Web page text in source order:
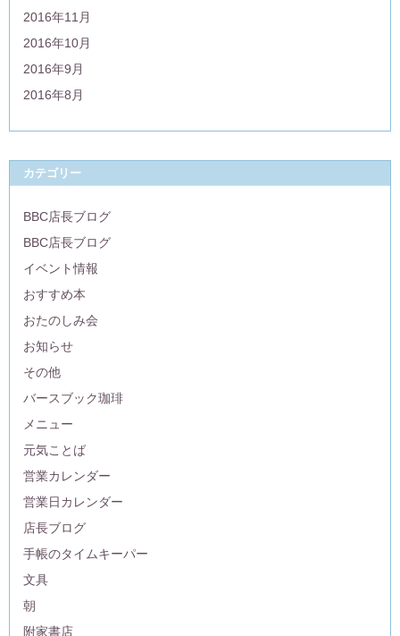
2016年11月
2016年10月
2016年9月
2016年8月
カテゴリー
BBC店長ブログ
BBC店長ブログ
イベント情報
おすすめ本
おたのしみ会
お知らせ
その他
バースブック珈琲
メニュー
元気ことば
営業カレンダー
営業日カレンダー
店長ブログ
手帳のタイムキーパー
文具
朝
附家書店